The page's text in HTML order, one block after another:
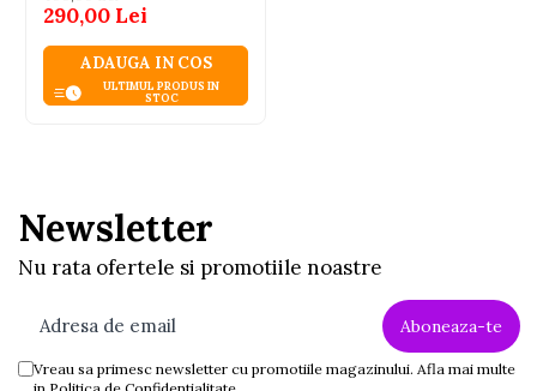
290,00 Lei
ADAUGA IN COS
ULTIMUL PRODUS IN
STOC
Newsletter
Nu rata ofertele si promotiile noastre
Vreau sa primesc newsletter cu promotiile magazinului. Afla mai multe